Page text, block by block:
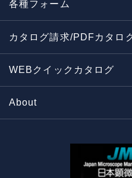
各種フォーム
カタログ請求/PDFカタロ
WEBクイックカタログ
About